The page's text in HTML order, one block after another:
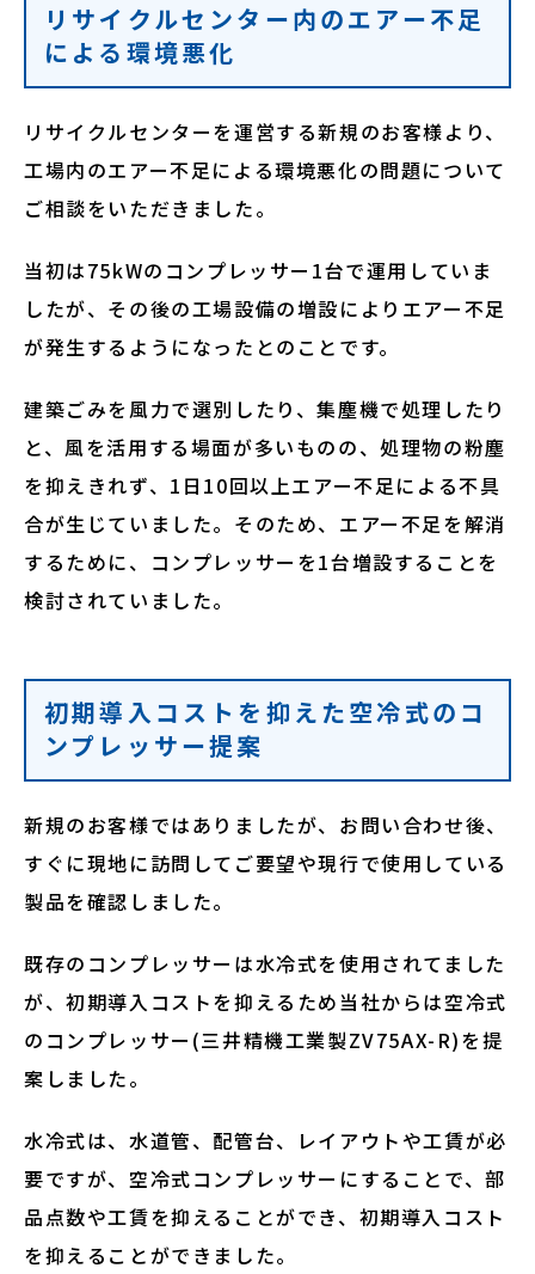
リサイクルセンター内のエアー不足
による環境悪化
リサイクルセンターを運営する新規のお客様より、
工場内のエアー不足による環境悪化の問題について
ご相談をいただきました。
当初は75kWのコンプレッサー1台で運用していま
したが、その後の工場設備の増設によりエアー不足
が発生するようになったとのことです。
建築ごみを風力で選別したり、集塵機で処理したり
と、風を活用する場面が多いものの、処理物の粉塵
を抑えきれず、1日10回以上エアー不足による不具
合が生じていました。そのため、エアー不足を解消
するために、コンプレッサーを1台増設することを
検討されていました。
初期導入コストを抑えた空冷式のコ
ンプレッサー提案
新規のお客様ではありましたが、お問い合わせ後、
すぐに現地に訪問してご要望や現行で使用している
製品を確認しました。
既存のコンプレッサーは水冷式を使用されてました
が、初期導入コストを抑えるため当社からは空冷式
のコンプレッサー(三井精機工業製ZV75AX-R)を提
案しました。
水冷式は、水道管、配管台、レイアウトや工賃が必
要ですが、空冷式コンプレッサーにすることで、部
品点数や工賃を抑えることができ、初期導入コスト
を抑えることができました。